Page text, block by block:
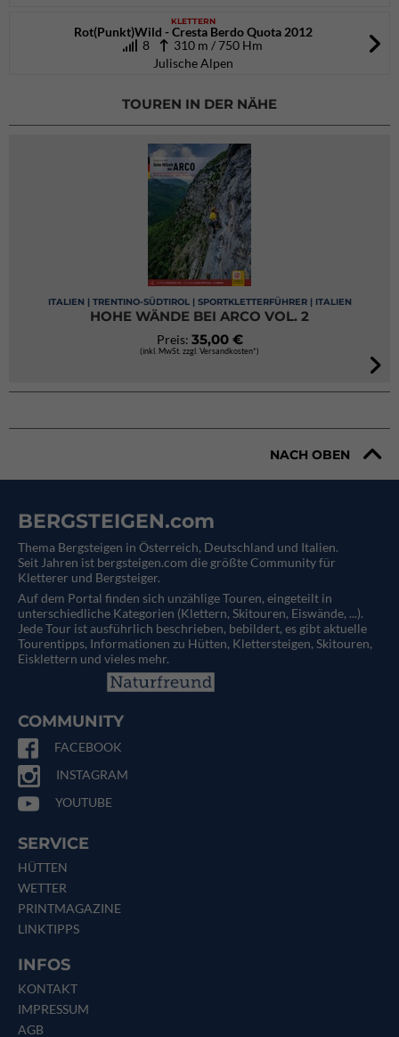
KLETTERN
Rot(Punkt)Wild - Cresta Berdo Quota 2012
8
310 m / 750 Hm
Julische Alpen
TOUREN IN DER NÄHE
ITALIEN | TRENTINO-SÜDTIROL | SPORTKLETTERFÜHRER | ITALIEN
HOHE WÄNDE BEI ARCO VOL. 2
Preis: 35,00 €
(inkl. MwSt. zzgl. Versandkosten*)
NACH OBEN
BERGSTEIGEN.com
Thema Bergsteigen in Österreich, Deutschland und Italien.
Seit Jahren ist bergsteigen.com die größte Community für
Kletterer und Bergsteiger.
Auf dem Portal finden sich unzählige Touren, eingeteilt in
unterschiedliche Kategorien (Klettern, Skitouren, Eiswände, ...).
Jede Tour ist ausführlich beschrieben, bebildert, es gibt aktuelle
Tourentipps, Informationen zu Hütten, Klettersteigen, Skitouren,
Eisklettern und vieles mehr.
COMMUNITY
FACEBOOK
INSTAGRAM
YOUTUBE
SERVICE
HÜTTEN
WETTER
PRINTMAGAZINE
LINKTIPPS
INFOS
KONTAKT
IMPRESSUM
AGB